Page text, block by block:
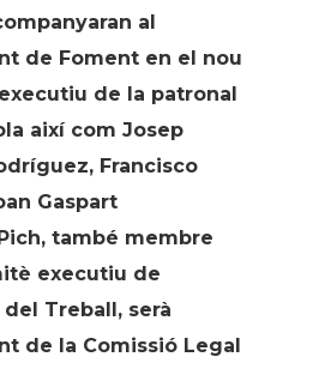
al
de Foment en el nou
de la patronal
així com Josep
Francisco
Gaspart
també membre
executiu de
del Treball, serà
de la Comissió Legal